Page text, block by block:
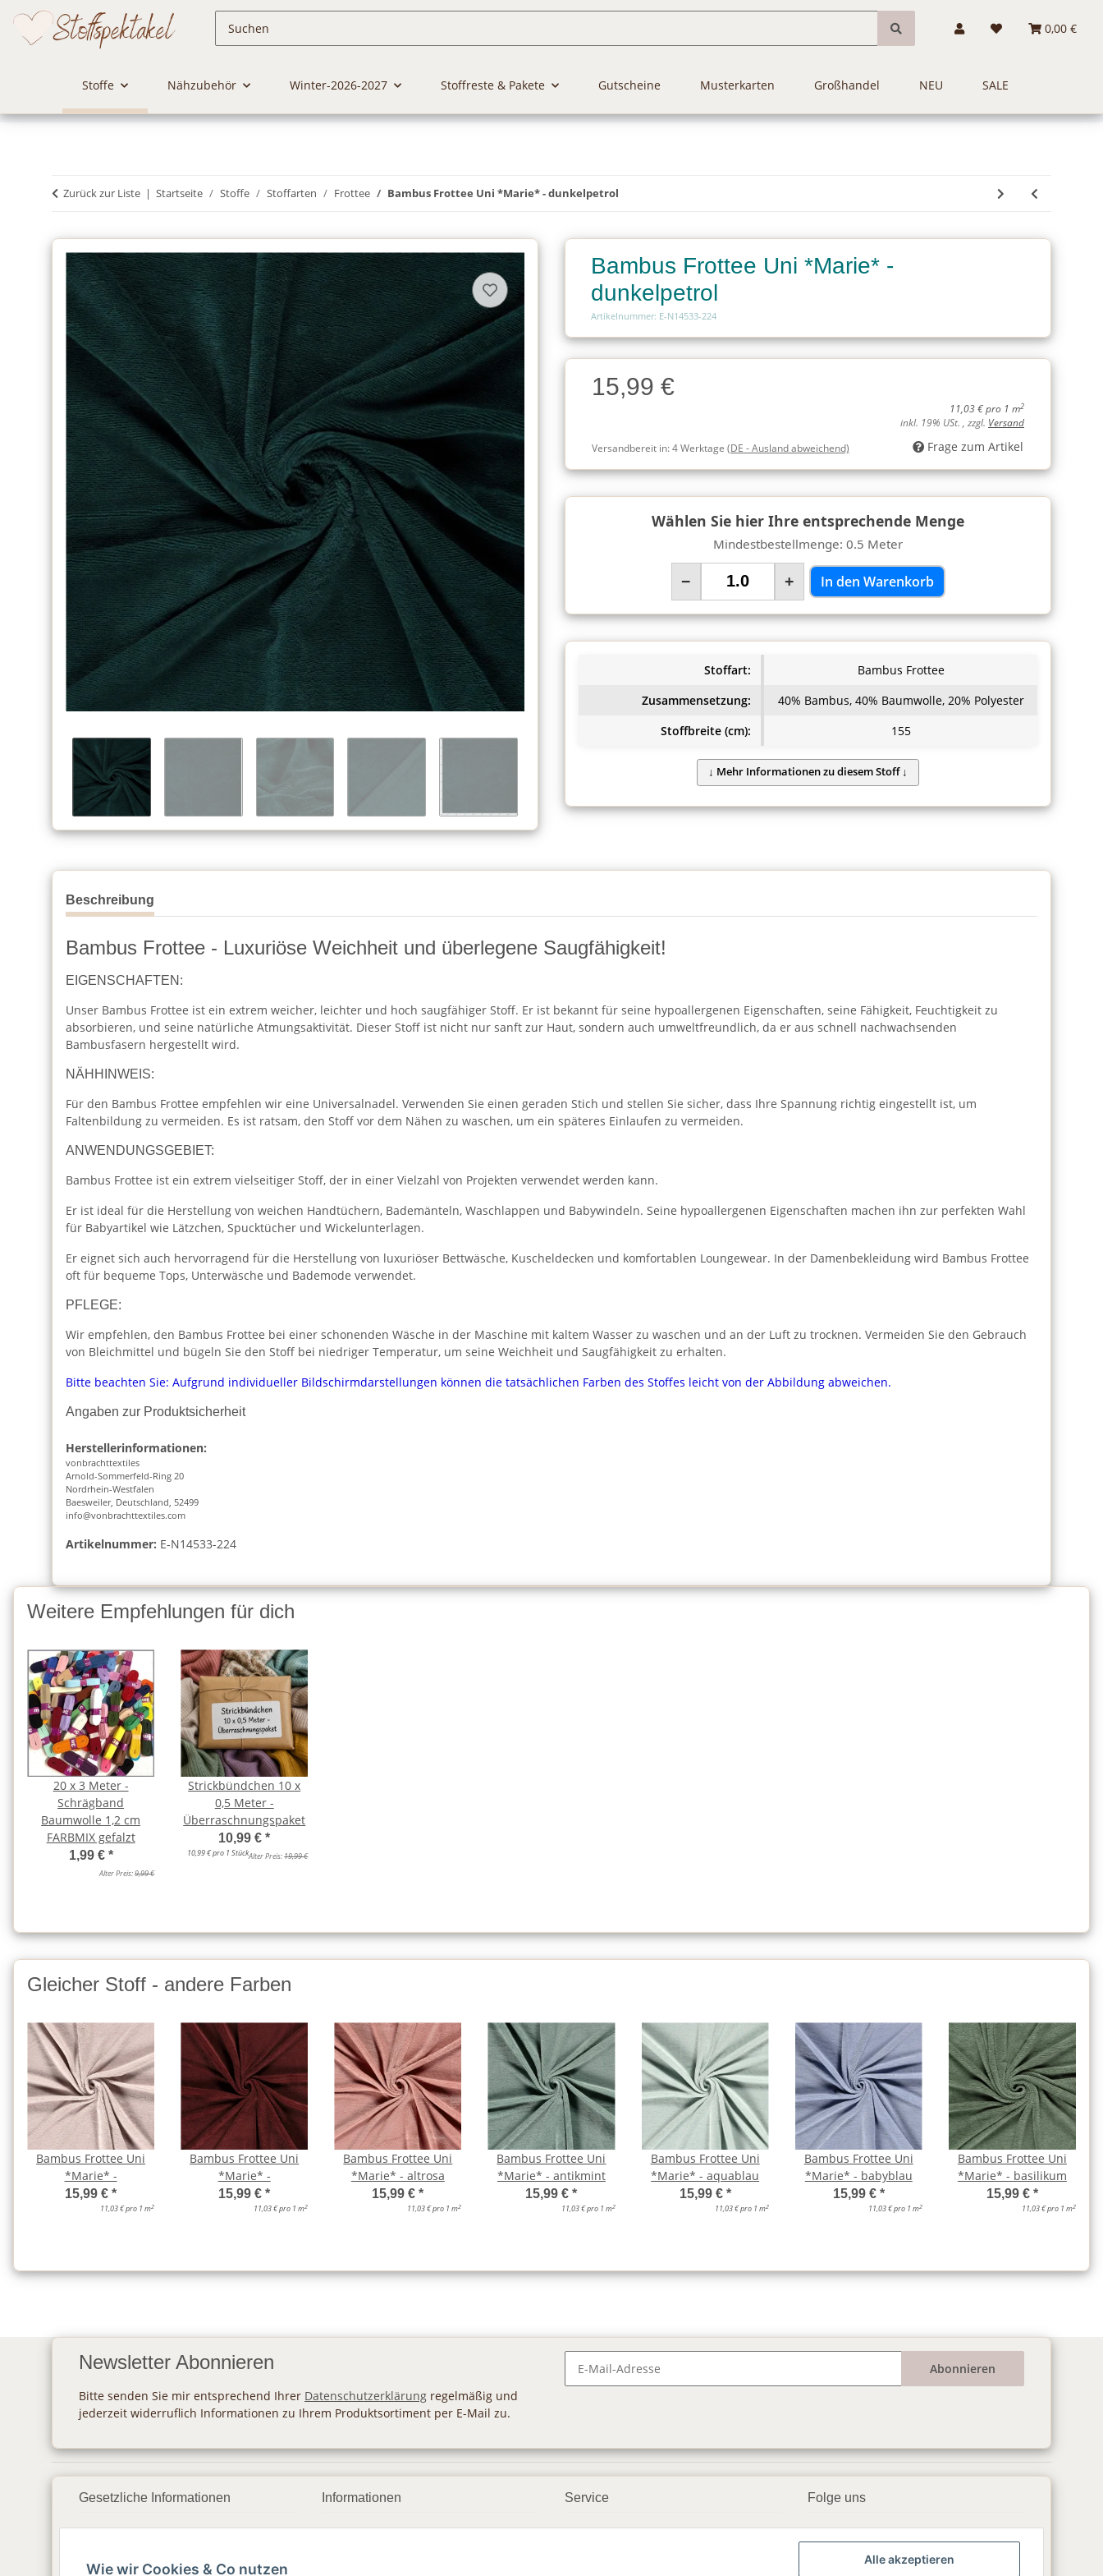
0,00 €
Stoffe Nähzubehör Winter-2026-2027 Stoffreste & Pakete Gutscheine Musterkarten Großhandel NEU SALE
Zurück zur Liste Startseite Stoffe Stoffarten Frottee Bambus Frottee Uni *Marie* - dunkelpetrol
Bambus Frottee Uni *Marie* -
dunkelpetrol
Artikelnummer: E-N14533-224
Charge
Charge15,99 €
11,03 € pro 1 m2
inkl. 19% USt. , zzgl. Versand
Versandbereit in:4 Werktage (DE - Ausland abweichend) Frage zum Artikel
Wählen Sie hier Ihre entsprechende Menge
Mindestbestellmenge: 0.5 Meter
− + In den Warenkorb
Stoffart:
Bambus Frottee
Zusammensetzung:
40% Bambus, 40% Baumwolle, 20% Polyester
Stoffbreite (cm):
155
Beschreibung
Bambus Frottee - Luxuriöse Weichheit und überlegene Saugfähigkeit!
EIGENSCHAFTEN:
Unser Bambus Frottee ist ein extrem weicher, leichter und hoch saugfähiger Stoff. Er ist bekannt für seine hypoallergenen Eigenschaften, seine Fähigkeit, Feuchtigkeit zu
absorbieren, und seine natürliche Atmungsaktivität. Dieser Stoff ist nicht nur sanft zur Haut, sondern auch umweltfreundlich, da er aus schnell nachwachsenden
Bambusfasern hergestellt wird.
NÄHHINWEIS:
Für den Bambus Frottee empfehlen wir eine Universalnadel. Verwenden Sie einen geraden Stich und stellen Sie sicher, dass Ihre Spannung richtig eingestellt ist, um
Faltenbildung zu vermeiden. Es ist ratsam, den Stoff vor dem Nähen zu waschen, um ein späteres Einlaufen zu vermeiden.
ANWENDUNGSGEBIET:
Bambus Frottee ist ein extrem vielseitiger Stoff, der in einer Vielzahl von Projekten verwendet werden kann.
Er ist ideal für die Herstellung von weichen Handtüchern, Bademänteln, Waschlappen und Babywindeln. Seine hypoallergenen Eigenschaften machen ihn zur perfekten Wahl
für Babyartikel wie Lätzchen, Spucktücher und Wickelunterlagen.
Er eignet sich auch hervorragend für die Herstellung von luxuriöser Bettwäsche, Kuscheldecken und komfortablen Loungewear. In der Damenbekleidung wird Bambus Frottee
oft für bequeme Tops, Unterwäsche und Bademode verwendet.
PFLEGE:
Wir empfehlen, den Bambus Frottee bei einer schonenden Wäsche in der Maschine mit kaltem Wasser zu waschen und an der Luft zu trocknen. Vermeiden Sie den Gebrauch
von Bleichmittel und bügeln Sie den Stoff bei niedriger Temperatur, um seine Weichheit und Saugfähigkeit zu erhalten.
Bitte beachten Sie: Aufgrund individueller Bildschirmdarstellungen können die tatsächlichen Farben des Stoffes leicht von der Abbildung abweichen.
Angaben zur Produktsicherheit
Herstellerinformationen:
vonbrachttextiles
Arnold-Sommerfeld-Ring 20
Nordrhein-Westfalen
Baesweiler, Deutschland, 52499
info@vonbrachttextiles.com
Artikelnummer: E-N14533-224
Weitere Empfehlungen für dich
20 x 3 Meter -
Schrägband
Baumwolle 1,2 cm
FARBMIX gefalzt
1,99 € *
Alter Preis:9,99 €
Strickbündchen 10 x
0,5 Meter -
Überraschnungspaket
10,99 €*
10,99 € pro 1 StückAlter Preis:19,99 €
Gleicher Stoff - andere Farben
Bambus Frottee Uni
*Marie* -
15,99 €*
11,03 € pro 1 m2
Bambus Frottee Uni
*Marie* -
15,99 €*
11,03 € pro 1 m2
Bambus Frottee Uni
*Marie* - altrosa
15,99 €*
11,03 € pro 1 m2
Bambus Frottee Uni
*Marie* - antikmint
15,99 €*
11,03 € pro 1 m2
Bambus Frottee Uni
*Marie* - aquablau
15,99 € *
11,03 € pro 1 m2
Bambus Frottee Uni
*Marie* - babyblau
15,99 € *
11,03 € pro 1 m2
Bambus Frottee Uni
*Marie* - basilikum
15,99 € *
11,03 € pro 1 m2
Newsletter Abonnieren
Bitte senden Sie mir entsprechend Ihrer Datenschutzerklärung regelmäßig und
jederzeit widerruflich Informationen zu Ihrem Produktsortiment per E-Mail zu.
Abonnieren
Gesetzliche Informationen
AGB
Informationen Service Folge uns
▶️ YouTube
Wie wir Cookies & Co nutzen
Alle akzeptieren